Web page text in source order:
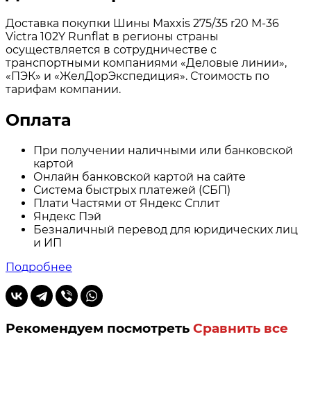
Доставка покупки Шины Maxxis 275/35 r20 M-36
Victra 102Y Runflat в регионы страны
осуществляется в сотрудничестве с
транспортными компаниями «Деловые линии»,
«ПЭК» и «ЖелДорЭкспедиция». Стоимость по
тарифам компании.
Оплата
При получении наличными или банковской
картой
Онлайн банковской картой на сайте
Система быстрых платежей (СБП)
Плати Частями от Яндекс Сплит
Яндекс Пэй
Безналичный перевод для юридических лиц
и ИП
Подробнее
Рекомендуем посмотреть Сравнить все